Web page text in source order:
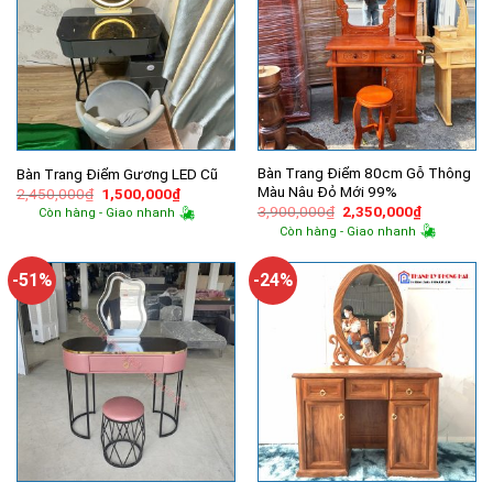
Bàn Trang Điểm Gương LED Cũ
2,450,000₫ Giá
gốc
là:
1,500,000₫Giá
hiện
tại
Còn hàng - Giao nhanh
Bàn Trang Điểm 80cm Gỗ Thông
Màu Nâu Đỏ Mới 99%
3,900,000₫ Giá
gốc
là:
2,350,000₫Giá
hiện
tại
Còn hàng - Giao nhanh
-51% -24%